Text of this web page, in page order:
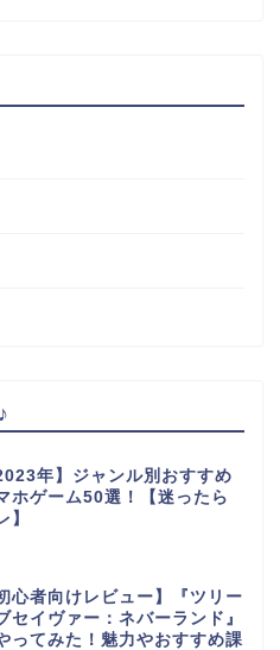
年】ジャンル別おすすめ
ホゲーム50選！【迷ったら
】
心者向けレビュー】『ツリー
セイヴァー：ネバーランド』
ってみた！魅力やおすすめ課